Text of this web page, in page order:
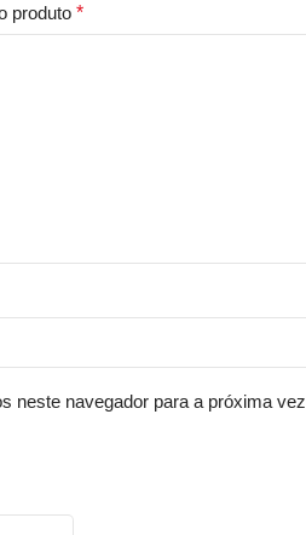
produto *
neste navegador para a próxima